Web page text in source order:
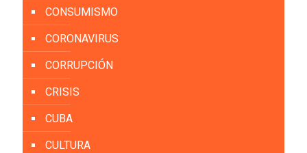
CONSUMISMO
CORONAVIRUS
CORRUPCIÓN
CRISIS
CUBA
CULTURA